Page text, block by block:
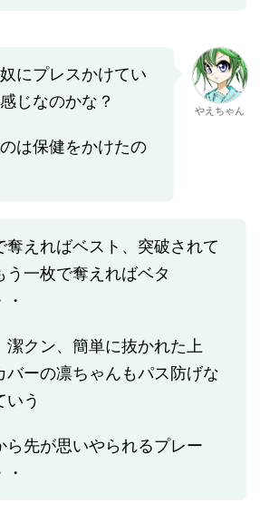
にプレスかけてい
じなのかな？
は保健をかけたの
やえちゃん
奪えればベスト、突破されて
う一枚で奪えればベタ
潔クン、簡単に抜かれた上
バーの凛ちゃんもパス防げな
いう
ら先が思いやられるプレー